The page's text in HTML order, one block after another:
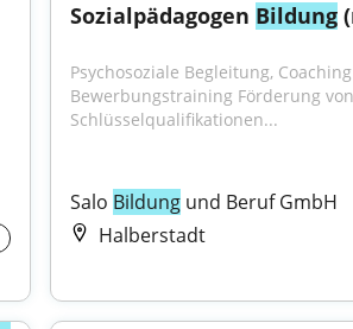
Sozialpädagogen Bildung
Psychosoziale Begleitung,
Bewerbungstraining Förderung von
Schlüsselqualifikationen...
Salo Bildung und Beruf GmbH
Halberstadt